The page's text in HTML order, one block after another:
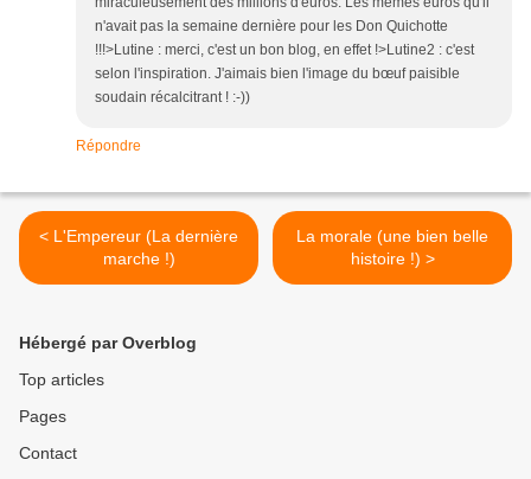
n'avait pas la semaine dernière pour les Don Quichotte
!!!>Lutine : merci, c'est un bon blog, en effet !>Lutine2 : c'est
selon l'inspiration. J'aimais bien l'image du bœuf paisible
soudain récalcitrant ! :-))
Répondre
< L'Empereur (La dernière
marche !)
La morale (une bien belle
histoire !) >
Hébergé par Overblog
Top articles
Pages
Contact